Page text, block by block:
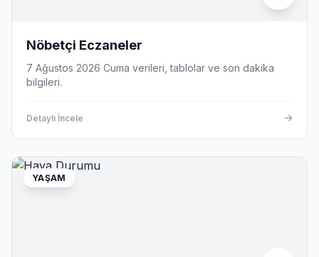
Nöbetçi Eczaneler
7 Ağustos 2026 Cuma verileri, tablolar ve son dakika
bilgileri.
Detaylı İncele
YAŞAM